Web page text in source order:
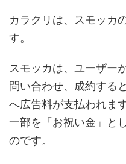
カラクリは、スモッカ
す。
スモッカは、ユーザー
問い合わせ、成約する
へ広告料が支払われま
一部を「お祝い金」と
のです。